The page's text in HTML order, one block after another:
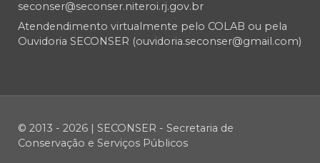
seconser@seconser.niteroi.rj.gov.br
Atendendimento virtualmente pelo COLAB ou pela
Ouvidoria SECONSER (ouvidoria.seconser@gmail.com)
© 2013 - 2026 | SECONSER - Secretaria de
Conservação e Serviços Públicos